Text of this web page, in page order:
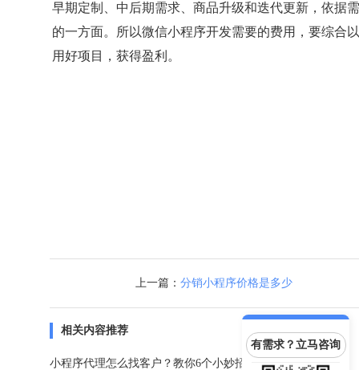
早期定制、中后期需求、商品升级和迭代更新，依据
的一方面。所以微信小程序开发需要的费用，要综合
用好项目，获得盈利。
上一篇： 分销小程序价格是多少
相关内容推荐
小程序代理怎么找客户？教你6个小妙招，客户自己找上门！
有需求？立马咨询